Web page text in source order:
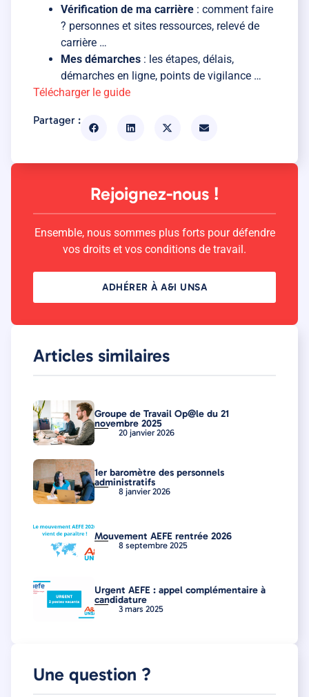
Rejoignez-nous !
Ensemble, nous sommes plus forts pour défendre
vos droits et vos conditions de travail.
ADHÉRER À A&I UNSA
Articles similaires
Groupe de Travail Op@le du 21
novembre 2025
20 janvier 2026
1er baromètre des personnels
administratifs
8 janvier 2026
Mouvement AEFE rentrée 2026
8 septembre 2025
Urgent AEFE : appel complémentaire à
candidature
3 mars 2025
Une question ?
Vérification de ma carrière : comment faire
? personnes et sites ressources, relevé de
carrière …
Mes démarches : les étapes, délais,
démarches en ligne, points de vigilance …
Télécharger le guide
Partager :